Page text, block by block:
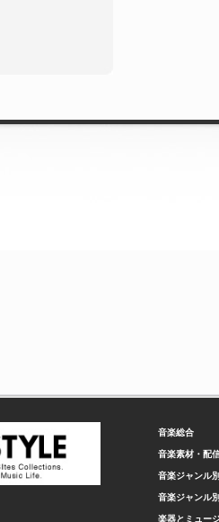
音楽総合
音楽素材・配
音楽ジャンル
音楽ジャンル
楽器とミュー